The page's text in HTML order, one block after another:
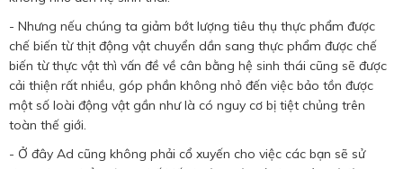
- Nhưng nếu chúng ta giảm bớt lượng tiêu thụ thực phẩm được
chế biến từ thịt động vật chuyển dần sang thực phẩm được chế
biến từ thực vật thì vấn đề về cân bằng hệ sinh thái cũng sẽ được
cải thiện rất nhiều, góp phần không nhỏ đến việc bảo tồn được
một số loài động vật gần như là có nguy cơ bị tiệt chủng trên
toàn thế giới.
- Ở đây Ad cũng không phải cổ xuyến cho việc các bạn sẽ sử